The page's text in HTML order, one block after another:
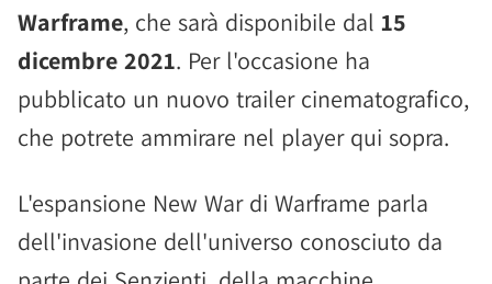
Warframe, che sarà disponibile dal 15
dicembre 2021. Per l'occasione ha
pubblicato un nuovo trailer cinematografico,
che potrete ammirare nel player qui sopra.
L'espansione New War di Warframe parla
dell'invasione dell'universo conosciuto da